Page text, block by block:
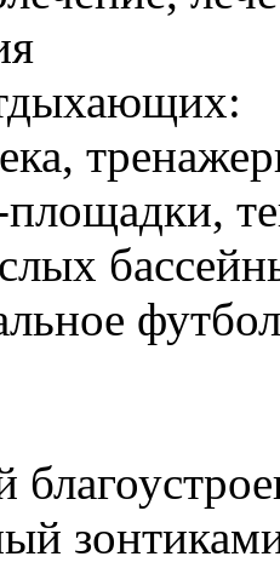
площадки,